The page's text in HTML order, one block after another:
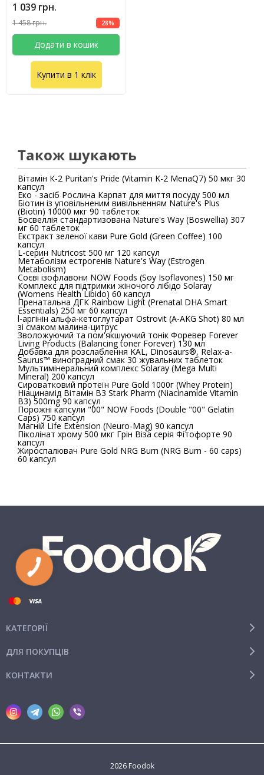
1 039 грн.
1 458 грн. 28%
Додати в кошик
Купити в 1 клік
Також шукають
Вітамін К-2 Puritan's Pride (Vitamin K-2 MenaQ7) 50 мкг 30
капсул
Еко - засіб Рослина Карпат для миття посуду 500 мл
Біотин із уповільненим вивільненням Nature's Plus
(Biotin) 10000 мкг 90 таблеток
Босвеллія стандартизована Nature's Way (Boswellia) 307
мг 60 таблеток
Екстракт зеленої кави Pure Gold (Green Coffee) 100
капсул
L-серин Nutricost 500 мг 120 капсул
Метаболізм естрогенів Nature's Way (Estrogen
Metabolism)
Соєві ізофлавони NOW Foods (Soy Isoflavones) 150 мг
Комплекс для підтримки жіночого лібідо Solaray
(Womens Health Libido) 60 капсул
Пренатальна ДГК Rainbow Light (Prenatal DHA Smart
Essentials) 250 мг 60 капсул
l-аргінін альфа-кетоглутарат Ostrovit (A-AKG Shot) 80 мл
зі смаком малина-цитрус
Зволожуючий та пом'якшуючий тонік Форевер Forever
Living Products (Balancing toner Forever) 130 мл
Добавка для розслаблення KAL, Dinosaurs®, Relax-a-
Saurus™ виноградний смак 30 жувальних таблеток
Мультимінеральний комплекс Solaray (Mega Multi
Mineral) 200 капсул
Сироватковий протеїн Pure Gold 1000г (Whey Protein)
Ніацинамід Вітамін В3 Stark Pharm (Niacinamide Vitamin
B3) 500mg 90 капсул
Порожні капсули "00" NOW Foods (Double "00" Gelatin
Caps) 750 капсул
Магній Life Extension (Neuro-Mag) 90 капсул
Піколінат хрому 500 мкг Грін Віза серія Фітофорте 90
капсул
Жироспалювач Pure Gold NRG Burn (NRG Burn - 60 caps)
60 капсул
КАТЕГОРІЇ
ДЛЯ ПОКУПЦІВ
КОНТАКТИ
2026 Foodok